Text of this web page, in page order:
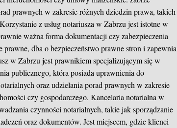
prawnych w zakresie różnych dziedzin prawa, takich
z usług notariusza w Zabrzu jest istotne w
ważna forma dokumentacji czy zabezpieczenia
dba o bezpieczeństwo prawne stron i zapewnia
w Zabrzu jest prawnikiem specjalizującym się w
publicznego, która posiada uprawnienia do
oraz udzielania porad prawnych w zakresie
czy gospodarczego. Kancelaria notarialna w
czynności notarialnych, takie jak sporządzanie
oraz dokumentów. Jest miejscem, gdzie klienci